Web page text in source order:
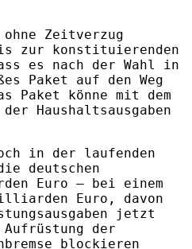
Zeitverzug
zur konstituierenden
es nach der Wahl in
Paket auf den Weg
Paket könne mit dem
Haushaltsausgaben
in der laufenden
deutschen
Euro – bei einem
Euro, davon
jetzt
der
blockieren